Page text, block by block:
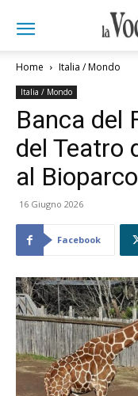
Home Italia / Mondo
Italia / Mondo
Banca del
del Teatro
al Bioparco
16 Giugno 2026
Facebook